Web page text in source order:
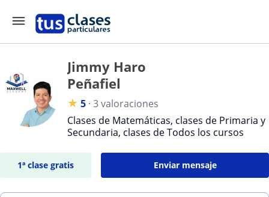
Jimmy Haro
Peñafiel
★ 5 · 3 valoraciones
Clases de Matemáticas, clases de Primaria y
Secundaria, clases de Todos los cursos
1ª clase gratis Enviar mensaje